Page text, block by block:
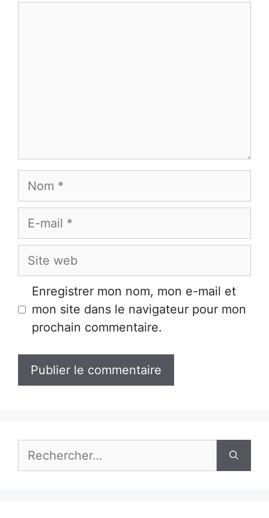
Nom
E-
Site
Enregistrer mon nom, mon e-mail et
mon site dans le navigateur pour mon
prochain commentaire.